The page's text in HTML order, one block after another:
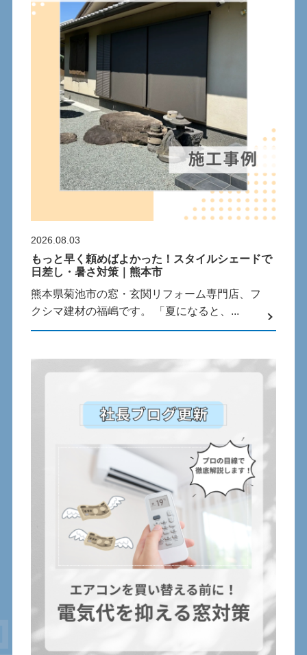
2026.08.03
もっと早く頼めばよかった！スタイルシェードで
日差し・暑さ対策｜熊本市
熊本県菊池市の窓・玄関リフォーム専門店、フ
クシマ建材の福嶋です。 「夏になると、...